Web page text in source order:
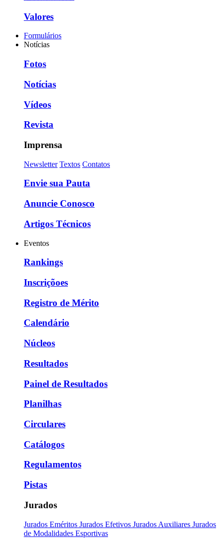
Valores
Formulários
Notícias
Fotos
Notícias
Vídeos
Revista
Imprensa
Newsletter Textos Contatos
Envie sua Pauta
Anuncie Conosco
Artigos Técnicos
Eventos
Rankings
Inscriçõoes
Registro de Mérito
Calendário
Núcleos
Resultados
Painel de Resultados
Planilhas
Circulares
Catálogos
Regulamentos
Pistas
Jurados
Jurados Eméritos Jurados Efetivos Jurados Auxiliares Jurados
de Modalidades Esportivas